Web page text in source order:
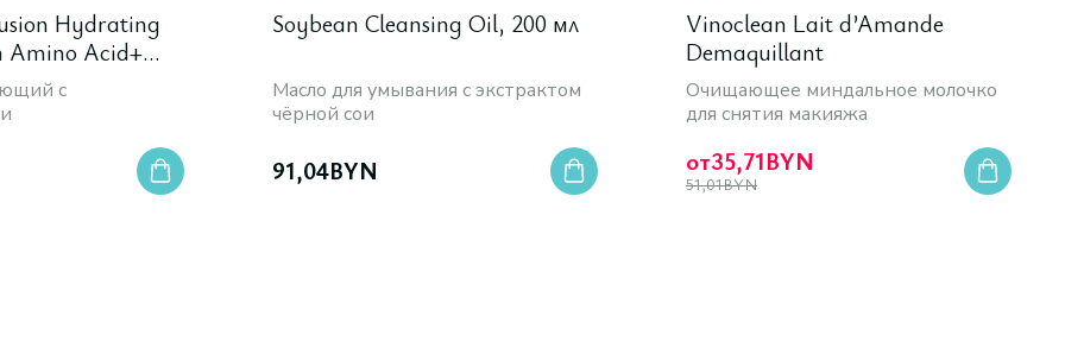
Hydrating
Amino Acid+
с
Soybean Cleansing Oil, 200 мл
Масло для умывания с экстрактом
чёрной сои
91,04BYN
Vinoclean Lait d’Amande
Demaquillant
Очищающее миндальное молочко
для снятия макияжа
от35,71BYN
51,01BYN